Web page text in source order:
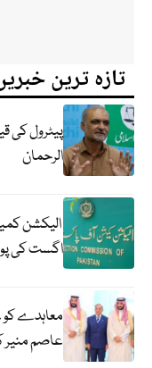
تازہ ترین
الرحمان
اگست کی
معاہدے
عاصم منیر